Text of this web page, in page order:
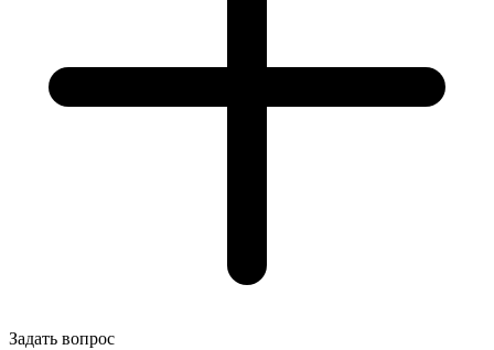
Задать вопрос